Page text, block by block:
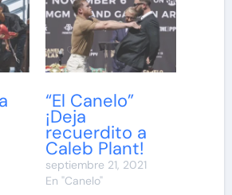
“El Canelo”
¡Deja
recuerdito a
Caleb Plant!
septiembre 21, 2021
En "Canelo"